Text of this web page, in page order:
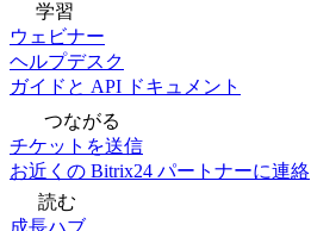
学習
ウェビナー
ヘルプデスク
ガイドと API ドキュメント
つながる
チケットを送信
お近くの Bitrix24 パートナーに連絡
読む
成長ハブ